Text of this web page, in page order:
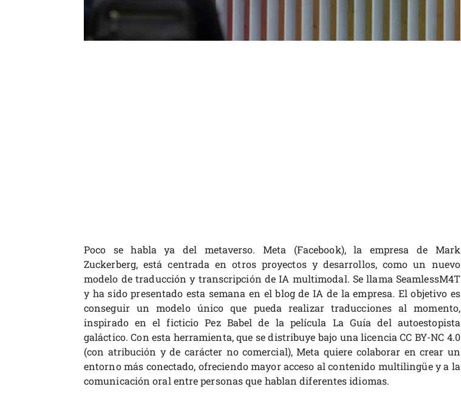
Poco se habla ya del metaverso. Meta (Facebook), la empresa de Mark
Zuckerberg, está centrada en otros proyectos y desarrollos, como un nuevo
modelo de traducción y transcripción de IA multimodal. Se llama SeamlessM4T
y ha sido presentado esta semana en el blog de IA de la empresa. El objetivo es
conseguir un modelo único que pueda realizar traducciones al momento,
inspirado en el ficticio Pez Babel de la película La Guía del autoestopista
galáctico. Con esta herramienta, que se distribuye bajo una licencia CC BY-NC 4.0
(con atribución y de carácter no comercial), Meta quiere colaborar en crear un
entorno más conectado, ofreciendo mayor acceso al contenido multilingüe y a la
comunicación oral entre personas que hablan diferentes idiomas.